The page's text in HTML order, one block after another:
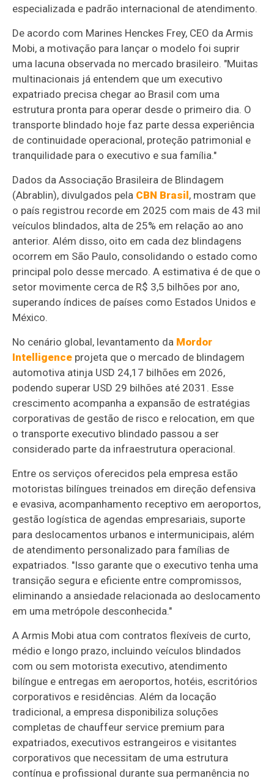
especializada e padrão internacional de atendimento.
De acordo com Marines Henckes Frey, CEO da Armis
Mobi, a motivação para lançar o modelo foi suprir
uma lacuna observada no mercado brasileiro. "Muitas
multinacionais já entendem que um executivo
expatriado precisa chegar ao Brasil com uma
estrutura pronta para operar desde o primeiro dia. O
transporte blindado hoje faz parte dessa experiência
de continuidade operacional, proteção patrimonial e
tranquilidade para o executivo e sua família."
Dados da Associação Brasileira de Blindagem
(Abrablin), divulgados pela CBN Brasil, mostram que
o país registrou recorde em 2025 com mais de 43 mil
veículos blindados, alta de 25% em relação ao ano
anterior. Além disso, oito em cada dez blindagens
ocorrem em São Paulo, consolidando o estado como
principal polo desse mercado. A estimativa é de que o
setor movimente cerca de R$ 3,5 bilhões por ano,
superando índices de países como Estados Unidos e
México.
No cenário global, levantamento da Mordor
Intelligence projeta que o mercado de blindagem
automotiva atinja USD 24,17 bilhões em 2026,
podendo superar USD 29 bilhões até 2031. Esse
crescimento acompanha a expansão de estratégias
corporativas de gestão de risco e relocation, em que
o transporte executivo blindado passou a ser
considerado parte da infraestrutura operacional.
Entre os serviços oferecidos pela empresa estão
motoristas bilíngues treinados em direção defensiva
e evasiva, acompanhamento receptivo em aeroportos,
gestão logística de agendas empresariais, suporte
para deslocamentos urbanos e intermunicipais, além
de atendimento personalizado para famílias de
expatriados. "Isso garante que o executivo tenha uma
transição segura e eficiente entre compromissos,
eliminando a ansiedade relacionada ao deslocamento
em uma metrópole desconhecida."
A Armis Mobi atua com contratos flexíveis de curto,
médio e longo prazo, incluindo veículos blindados
com ou sem motorista executivo, atendimento
bilíngue e entregas em aeroportos, hotéis, escritórios
corporativos e residências. Além da locação
tradicional, a empresa disponibiliza soluções
completas de chauffeur service premium para
expatriados, executivos estrangeiros e visitantes
corporativos que necessitam de uma estrutura
contínua e profissional durante sua permanência no